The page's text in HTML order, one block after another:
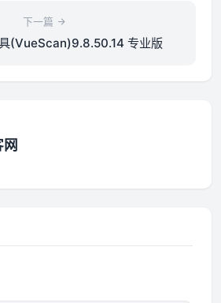
下一篇
(VueScan)9.8.50.14 专业版